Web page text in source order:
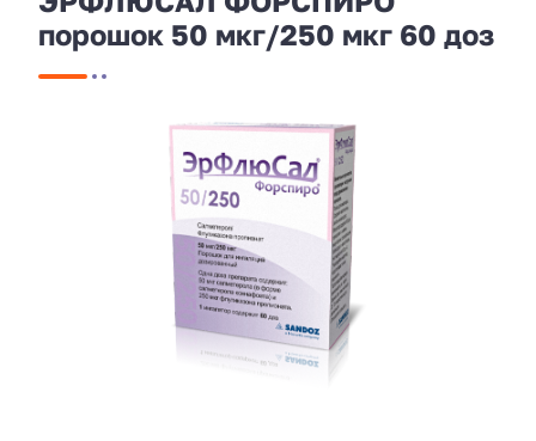
порошок 50 мкг/250 мкг 60 доз